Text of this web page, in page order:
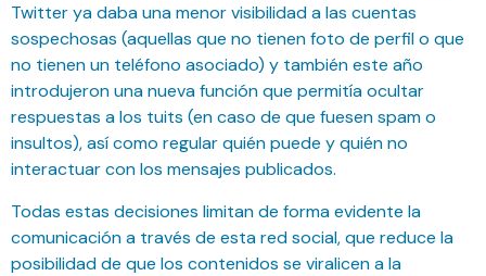
Twitter ya daba una menor visibilidad a las cuentas
sospechosas (aquellas que no tienen foto de perfil o que
no tienen un teléfono asociado) y también este año
introdujeron una nueva función que permitía ocultar
respuestas a los tuits (en caso de que fuesen spam o
insultos), así como regular quién puede y quién no
interactuar con los mensajes publicados.
Todas estas decisiones limitan de forma evidente la
comunicación a través de esta red social, que reduce la
posibilidad de que los contenidos se viralicen a la